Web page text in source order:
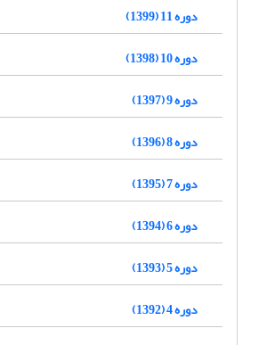
دوره 11 (1399)
دوره 10 (1398)
دوره 9 (1397)
دوره 8 (1396)
دوره 7 (1395)
دوره 6 (1394)
دوره 5 (1393)
دوره 4 (1392)